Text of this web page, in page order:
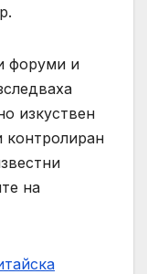
форуми и
изкуствен
контролиран
на